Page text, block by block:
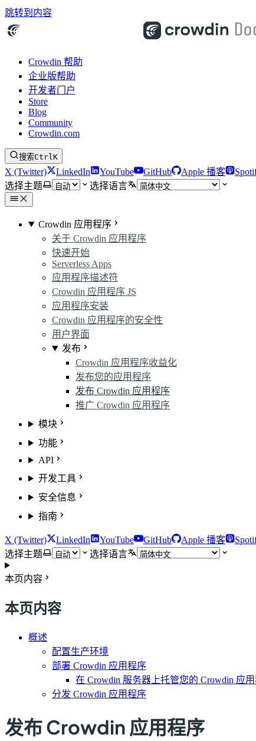
跳转到内容
Crowdin 帮助
企业版帮助
开发者门户
Store
Blog
Community
Crowdin.com
搜索CtrlK
X (Twitter) LinkedIn YouTube GitHub Apple 播客
选择主题
选择语言
Crowdin 应用程序
关于 Crowdin 应用程序
快速开始
Serverless Apps
应用程序描述符
Crowdin 应用程序 JS
应用程序安装
Crowdin 应用程序的安全性
用户界面
发布
Crowdin 应用程序收益化
发布您的应用程序
发布 Crowdin 应用程序
推广 Crowdin 应用程序
模块
功能
API
开发工具
安全信息
指南
X (Twitter) LinkedIn YouTube GitHub Apple 播客
选择主题
选择语言
本页内容
本页内容
概述
配置生产环境
部署 Crowdin 应用程序
在 Crowdin 服务器上托管您的 Crowdin 应
分发 Crowdin 应用程序
发布 Crowdin 应用程序